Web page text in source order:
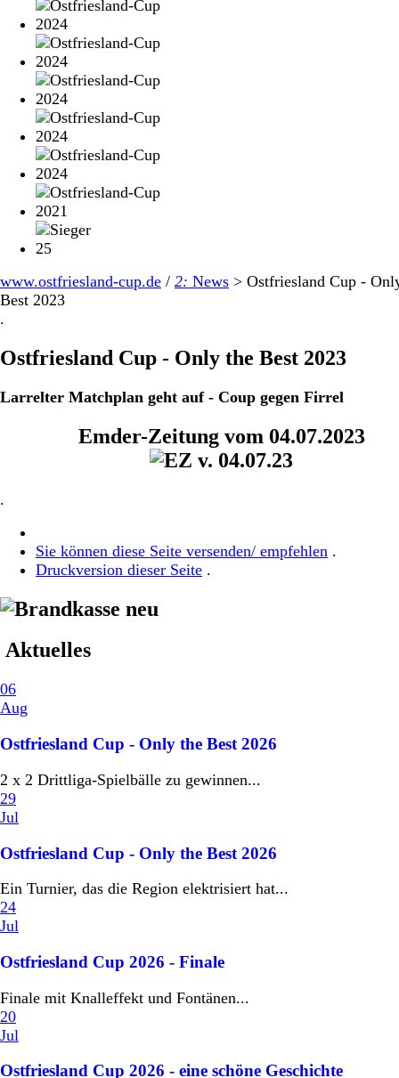
www.ostfriesland-cup.de / 2: News > Ostfriesland Cup -
Best 2023
.
Ostfriesland Cup - Only the Best 2023
Larrelter Matchplan geht auf - Coup gegen Firrel
Emder-Zeitung vom 04.07.2023
.
Sie können diese Seite versenden/ empfehlen .
Druckversion dieser Seite .
Aktuelles
06
Aug
Ostfriesland Cup - Only the Best 2026
2 x 2 Drittliga-Spielbälle zu gewinnen...
29
Jul
Ostfriesland Cup - Only the Best 2026
Ein Turnier, das die Region elektrisiert hat...
24
Jul
Ostfriesland Cup 2026 - Finale
Finale mit Knalleffekt und Fontänen...
20
Jul
Ostfriesland Cup 2026 - eine schöne Geschichte